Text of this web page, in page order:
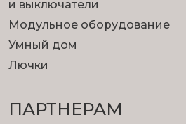
и выключатели
Модульное оборудование
Умный дом
Лючки
ПАРТНЕРАМ